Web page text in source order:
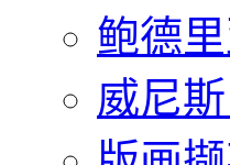
鲍德
威尼